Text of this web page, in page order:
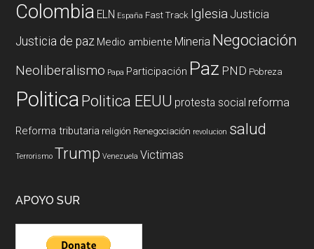
Colombia ELN España Fast Track Iglesia Justicia
Justicia de paz Medio ambiente Mineria Negociación
Neoliberalismo Papa Participación Paz PND Pobreza
PoliticaPolitica EEUU protesta social reforma
Reforma tributaria religión Renegociación revolucion salud
Terrorismo Trump Venezuela Victimas
APOYO SUR